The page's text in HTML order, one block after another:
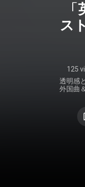
ス
125
透明感
外国曲